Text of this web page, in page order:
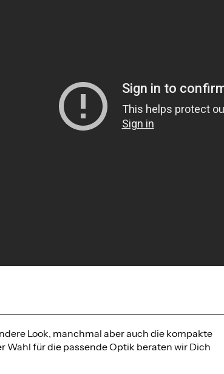
Look, manchmal aber auch die kompakte
Wahl für die passende Optik beraten wir Dich